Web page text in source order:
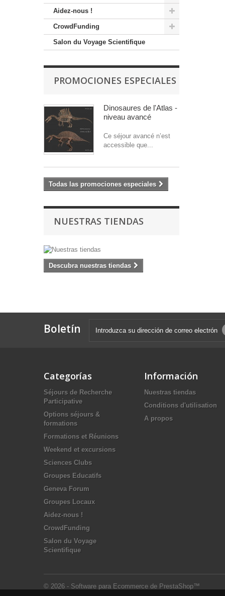
Aidez-nous !
CrowdFunding
Salon du Voyage Scientifique
PROMOCIONES ESPECIALES
Dinosaures de l'Atlas -
niveau avancé
Ce séjour avancé n’est
accessible que...
Todas las promociones especiales
NUESTRAS TIENDAS
Descubra nuestras tiendas
Boletín
Categorías
Séjours de Recherche
Participative
Options séjours &
formations
Formations et Réunions
Weekend et excursions
Sciences Clubs
Groupes Educatifs
Geneva Forum
Groupes Locaux
Aidez-nous !
CrowdFunding
Salon du Voyage
Scientifique
Información
Nuestras tiendas
Conditions d'utilisation
A propos
© 2026 - Software para Ecommerce de PrestaShop™